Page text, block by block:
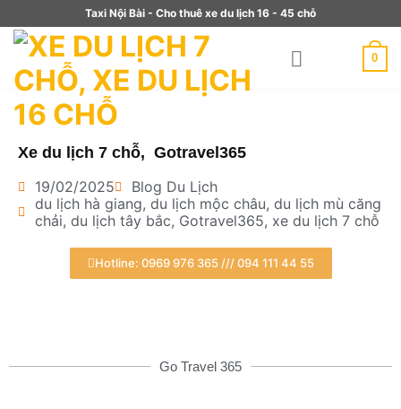
Taxi Nội Bài - Cho thuê xe du lịch 16 - 45 chỗ
0
Xe du lịch 7 chỗ, Gotravel365
19/02/2025
Blog Du Lịch
du lịch hà giang, du lịch mộc châu, du lịch mù căng
chải, du lịch tây bắc, Gotravel365, xe du lịch 7 chỗ
Hotline: 0969 976 365 /// 094 111 44 55
Go Travel 365